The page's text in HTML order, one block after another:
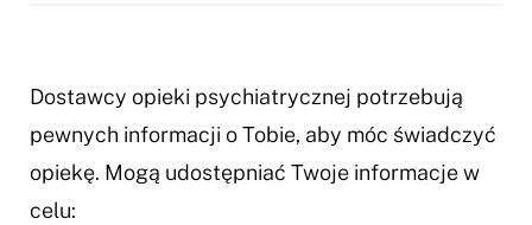
Dostawcy opieki psychiatrycznej potrzebują
pewnych informacji o Tobie, aby móc świadczyć
opiekę. Mogą udostępniać Twoje informacje w
celu: